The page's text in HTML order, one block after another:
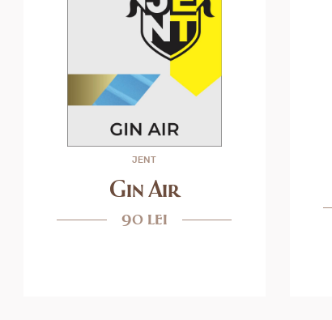
JENT
Gin Air
90 lei